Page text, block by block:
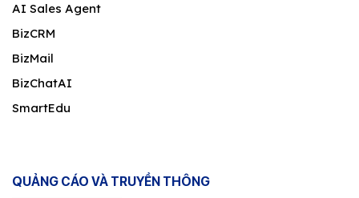
AI Sales Agent
BizCRM
BizMail
BizChatAI
SmartEdu
QUẢNG CÁO VÀ TRUYỀN THÔNG